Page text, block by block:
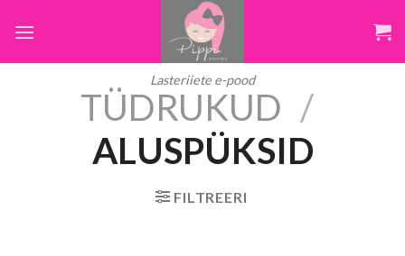
Lasteriiete e-pood
TÜDRUKUD /
ALUSPÜKSID
FILTREERI